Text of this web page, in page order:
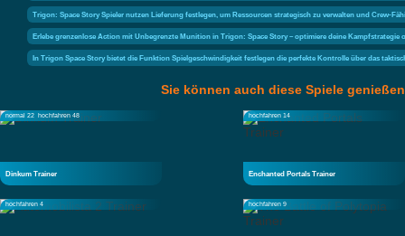
Trigon: Space Story Spieler nutzen Lieferung festlegen, um Ressourcen strategisch zu verwalten und Crew-
Erlebe grenzenlose Action mit Unbegrenzte Munition in Trigon: Space Story – optimiere deine
In Trigon Space Story bietet die Funktion Spielgeschwindigkeit festlegen die perfekte Kontrolle über das
Sie können auch diese Spiele genießen
normal 22 hochfahren 48
Dinkum Trainer
hochfahren 14
Enchanted Portals Trainer
hochfahren 4 hochfahren 9